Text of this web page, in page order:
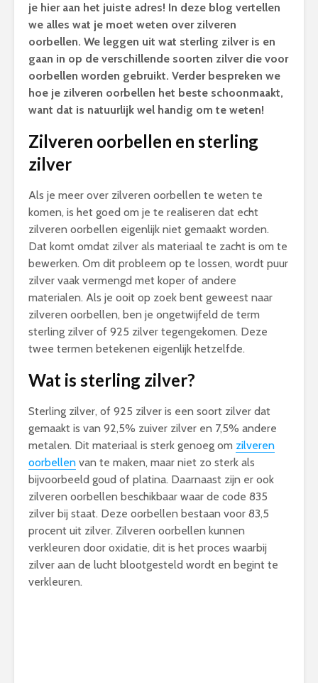
je hier aan het juiste adres! In deze blog vertellen
we alles wat je moet weten over zilveren
oorbellen. We leggen uit wat sterling zilver is en
gaan in op de verschillende soorten zilver die voor
oorbellen worden gebruikt. Verder bespreken we
hoe je zilveren oorbellen het beste schoonmaakt,
want dat is natuurlijk wel handig om te weten!
Zilveren oorbellen en sterling
zilver
Als je meer over zilveren oorbellen te weten te
komen, is het goed om je te realiseren dat echt
zilveren oorbellen eigenlijk niet gemaakt worden.
Dat komt omdat zilver als materiaal te zacht is om te
bewerken. Om dit probleem op te lossen, wordt puur
zilver vaak vermengd met koper of andere
materialen. Als je ooit op zoek bent geweest naar
zilveren oorbellen, ben je ongetwijfeld de term
sterling zilver of 925 zilver tegengekomen. Deze
twee termen betekenen eigenlijk hetzelfde.
Wat is sterling zilver?
Sterling zilver, of 925 zilver is een soort zilver dat
gemaakt is van 92,5% zuiver zilver en 7,5% andere
metalen. Dit materiaal is sterk genoeg om zilveren
oorbellen van te maken, maar niet zo sterk als
bijvoorbeeld goud of platina. Daarnaast zijn er ook
zilveren oorbellen beschikbaar waar de code 835
zilver bij staat. Deze oorbellen bestaan voor 83,5
procent uit zilver. Zilveren oorbellen kunnen
verkleuren door oxidatie, dit is het proces waarbij
zilver aan de lucht blootgesteld wordt en begint te
verkleuren.